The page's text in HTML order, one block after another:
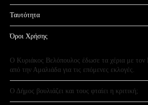
Ταυτότητα
Όροι Χρήσης
Ο Κυριάκος Βελόπουλος έδωσε τα χέρια με τον
από την Αμαλιάδα για τις επόμενες εκλογές.
Ο Δήμος βουλιάζει και τους φταίει η κριτική;